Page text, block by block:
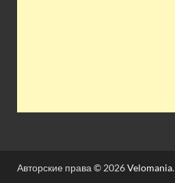
Авторские права © 2026Velomania.